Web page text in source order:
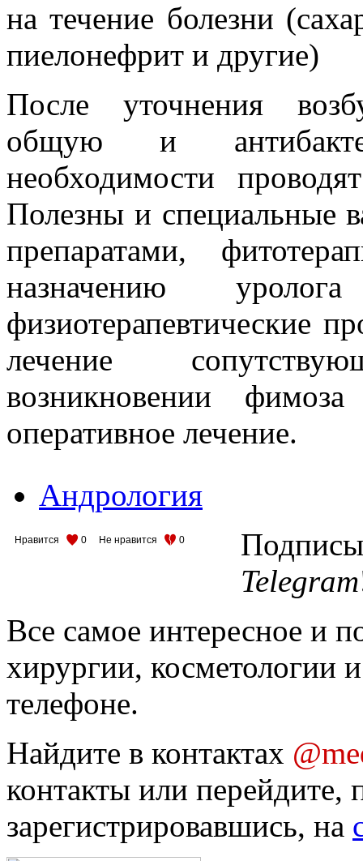
на течение болезни
пиелонефрит и другие)
После уточнения
общую и
необходимости
Полезны и специальные
препаратами,
назначению
физиотерапевтические
лечение
возникновении
оперативное лечение.
Андрология
Нравится 0 Не нравится 0
Telegram
Все самое интересное и
хирургии, косметологии
телефоне.
Найдите в контактах
контакты или перейдите,
зарегистрировавшись, на